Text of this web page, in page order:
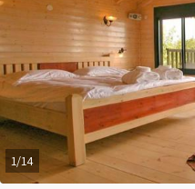
1/14